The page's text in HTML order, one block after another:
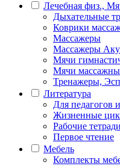
Лечебная физ.,
Дыхательные
Коврики
Массажеры
Массажеры
Мячи
Мячи
Тренажеры,
Литература
Для педагогов
Жизненные
Рабочие тетради
Первое чтение
Мебель
Комплекты